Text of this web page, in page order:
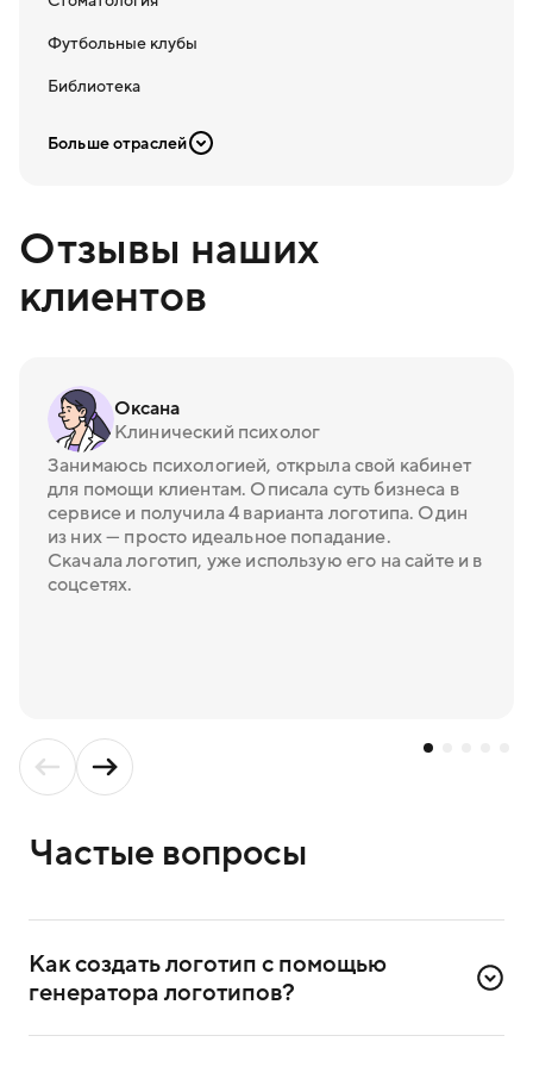
Футбольные клубы
Библиотека
Больше отраслей
Отзывы наших
клиентов
Оксана
Клинический психолог
Занимаюсь психологией, открыла свой кабинет
для помощи клиентам. Описала суть бизнеса в
сервисе и получила 4 варианта логотипа. Один
из них — просто идеальное попадание.
Скачала логотип, уже использую его на сайте и в
соцсетях.
Частые вопросы
Как создать логотип с помощью
генератора логотипов?